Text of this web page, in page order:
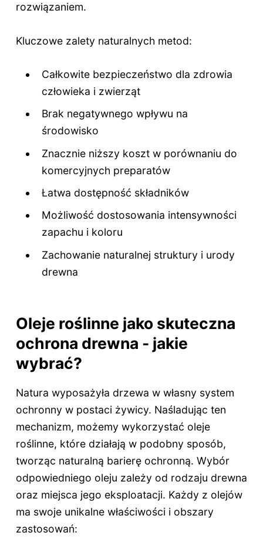
rozwiązaniem.
Kluczowe zalety naturalnych metod:
Całkowite bezpieczeństwo dla zdrowia
człowieka i zwierząt
Brak negatywnego wpływu na
środowisko
Znacznie niższy koszt w porównaniu do
komercyjnych preparatów
Łatwa dostępność składników
Możliwość dostosowania intensywności
zapachu i koloru
Zachowanie naturalnej struktury i urody
drewna
Oleje roślinne jako skuteczna
ochrona drewna - jakie
wybrać?
Natura wyposażyła drzewa w własny system
ochronny w postaci żywicy. Naśladując ten
mechanizm, możemy wykorzystać oleje
roślinne, które działają w podobny sposób,
tworząc naturalną barierę ochronną. Wybór
odpowiedniego oleju zależy od rodzaju drewna
oraz miejsca jego eksploatacji. Każdy z olejów
ma swoje unikalne właściwości i obszary
zastosowań: